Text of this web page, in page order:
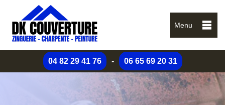
Menu
04 82 29 41 76 - 06 65 69 20 31